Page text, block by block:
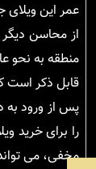
عمر این
از محاسن
منطقه به نحو
قابل ذکر است
پس از ورود به
را برای خرید
مخفی، می